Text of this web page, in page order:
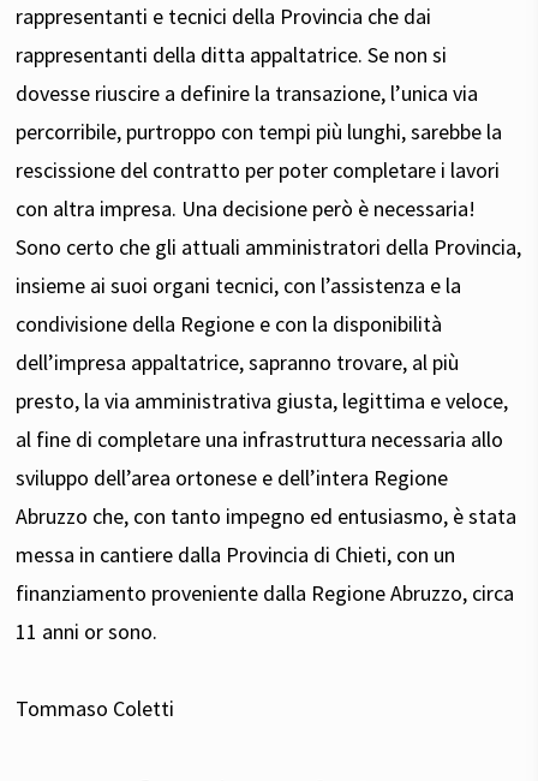
rappresentanti e tecnici della Provincia che dai
rappresentanti della ditta appaltatrice. Se non si
dovesse riuscire a definire la transazione, l’unica via
percorribile, purtroppo con tempi più lunghi, sarebbe la
rescissione del contratto per poter completare i lavori
con altra impresa. Una decisione però è necessaria!
Sono certo che gli attuali amministratori della Provincia,
insieme ai suoi organi tecnici, con l’assistenza e la
condivisione della Regione e con la disponibilità
dell’impresa appaltatrice, sapranno trovare, al più
presto, la via amministrativa giusta, legittima e veloce,
al fine di completare una infrastruttura necessaria allo
sviluppo dell’area ortonese e dell’intera Regione
Abruzzo che, con tanto impegno ed entusiasmo, è stata
messa in cantiere dalla Provincia di Chieti, con un
finanziamento proveniente dalla Regione Abruzzo, circa
11 anni or sono.
Tommaso Coletti